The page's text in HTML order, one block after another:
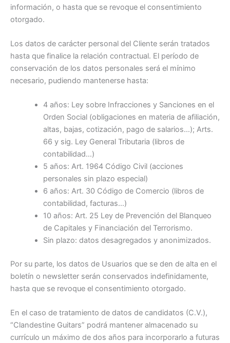
información, o hasta que se revoque el consentimiento
otorgado.
Los datos de carácter personal del Cliente serán tratados
hasta que finalice la relación contractual. El período de
conservación de los datos personales será el mínimo
necesario, pudiendo mantenerse hasta:
4 años: Ley sobre Infracciones y Sanciones en el
Orden Social (obligaciones en materia de afiliación,
altas, bajas, cotización, pago de salarios…); Arts.
66 y sig. Ley General Tributaria (libros de
contabilidad…)
5 años: Art. 1964 Código Civil (acciones
personales sin plazo especial)
6 años: Art. 30 Código de Comercio (libros de
contabilidad, facturas…)
10 años: Art. 25 Ley de Prevención del Blanqueo
de Capitales y Financiación del Terrorismo.
Sin plazo: datos desagregados y anonimizados.
Por su parte, los datos de Usuarios que se den de alta en el
boletín o newsletter serán conservados indefinidamente,
hasta que se revoque el consentimiento otorgado.
En el caso de tratamiento de datos de candidatos (C.V.),
“Clandestine Guitars” podrá mantener almacenado su
currículo un máximo de dos años para incorporarlo a futuras